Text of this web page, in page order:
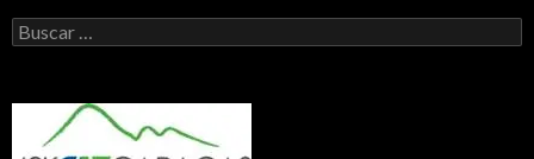
Buscar: